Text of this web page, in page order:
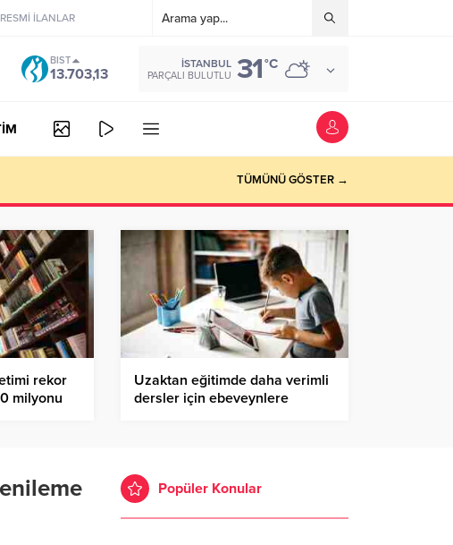
RESMİ İLANLAR
BIST
13.703,13
İSTANBUL
PARÇALI BULUTLU 31°C
TÜMÜNÜ GÖSTER →
rekor
milyonu
Uzaktan eğitimde daha verimli
dersler için ebeveynlere
Popüler Konular